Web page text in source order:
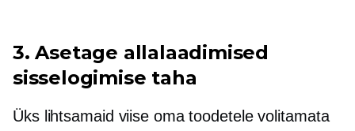
3. Asetage allalaadimised
sisselogimise taha
Üks lihtsamaid viise oma toodetele volitamata